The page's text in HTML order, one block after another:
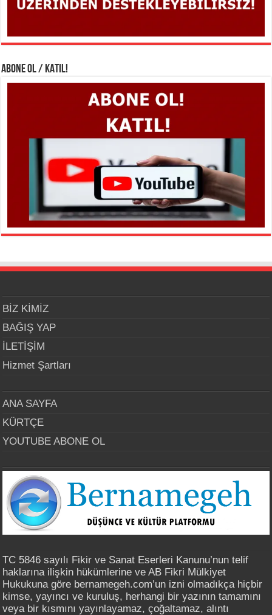
ABONE OL / KATIL!
BİZ KİMİZ
BAĞIŞ YAP
İLETİŞİM
Hizmet Şartları
ANA SAYFA
KÜRTÇE
YOUTUBE ABONE OL
TC 5846 sayılı Fikir ve Sanat Eserleri Kanunu’nun telif
haklarına ilişkin hükümlerine ve AB Fikri Mülkiyet
Hukukuna göre bernamegeh.com’un izni olmadıkça hiçbir
kimse, yayıncı ve kuruluş, herhangi bir yazının tamamını
veya bir kısmını yayınlayamaz, çoğaltamaz, alıntı